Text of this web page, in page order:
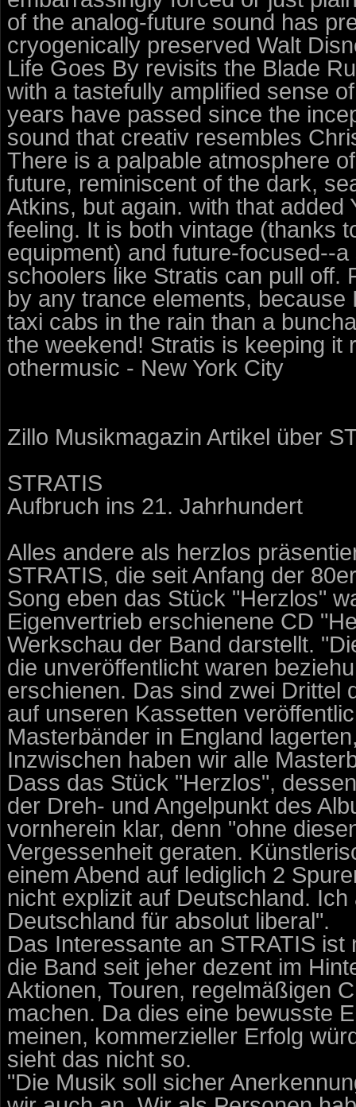
of the analog-future sound has
cryogenically preserved Walt
Life Goes By revisits the Blade
with a tastefully amplified sense
years have passed since the
sound that creativ resembles
There is a palpable atmosphere
future, reminiscent of the dark,
Atkins, but again. with that added
feeling. It is both vintage (thanks
equipment) and future-focused--
schoolers like Stratis can pull off.
by any trance elements,
taxi cabs in the rain than a
the weekend! Stratis is keeping it
othermusic - New York City
Zillo Musikmagazin Artikel über
STRATIS
Aufbruch ins 21. Jahrhundert
Alles andere als herzlos
STRATIS, die seit Anfang der
Song eben das Stück "Herzlos"
Eigenvertrieb erschienene CD
Werkschau der Band darstellt.
die unveröffentlicht waren
erschienen. Das sind zwei Drittel
auf unseren Kassetten
Masterbänder in England
Inzwischen haben wir alle
Dass das Stück "Herzlos",
der Dreh- und Angelpunkt des
vornherein klar, denn "ohne
Vergessenheit geraten.
einem Abend auf lediglich 2
nicht explizit auf Deutschland.
Deutschland für absolut liberal".
Das Interessante an STRATIS
die Band seit jeher dezent im
Aktionen, Touren, regelmäßigen
machen. Da dies eine bewusste
meinen, kommerzieller Erfolg
sieht das nicht so.
"Die Musik soll sicher